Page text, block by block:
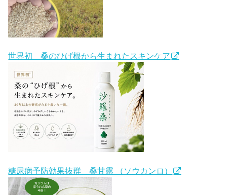
世界初 桑のひげ根から生まれたスキンケア
糖尿病予防効果抜群 桑甘露 （ソウカンロ）